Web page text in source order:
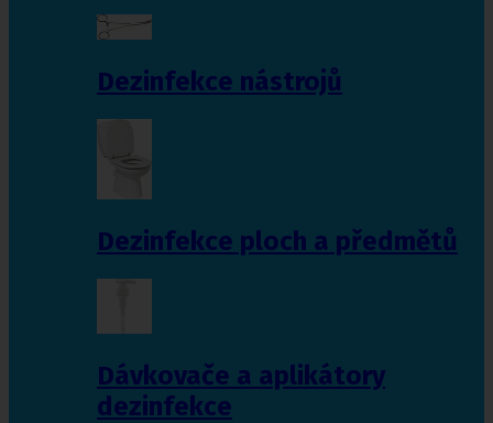
Dezinfekce nástrojů
Dezinfekce ploch a předmětů
Dávkovače a aplikátory
dezinfekce